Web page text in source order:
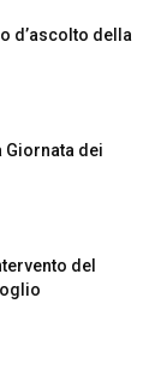
d’ascolto della
Giornata dei
del